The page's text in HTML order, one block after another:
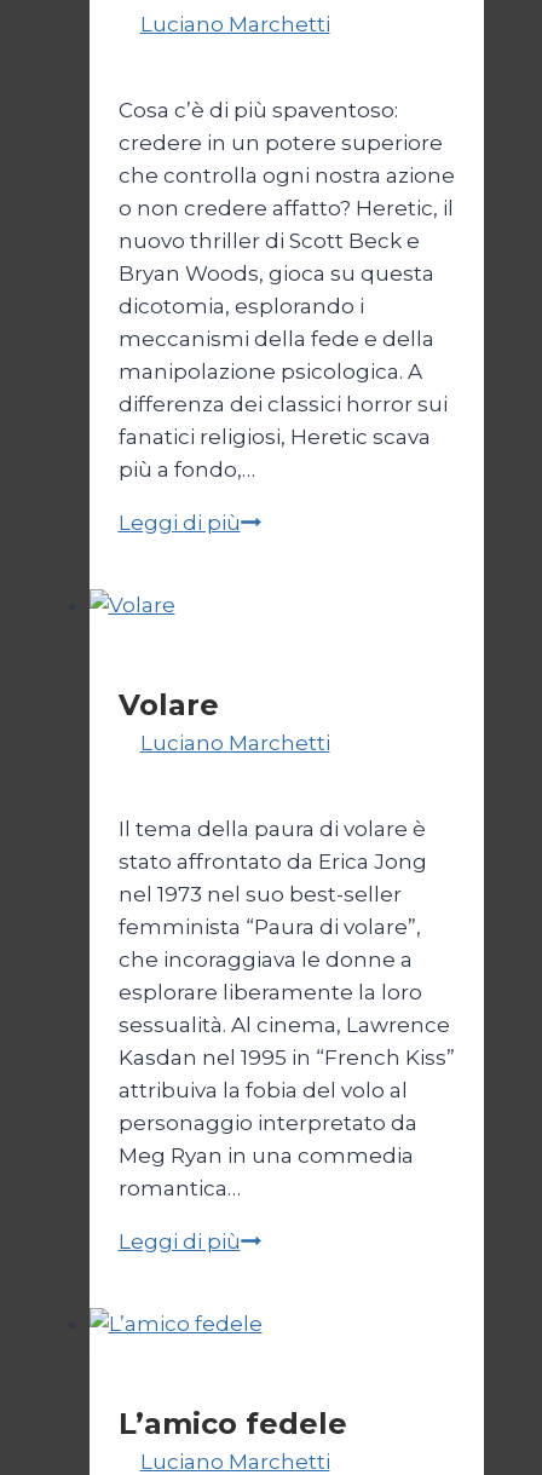
Luciano Marchetti
Cosa c’è di più spaventoso:
credere in un potere superiore
che controlla ogni nostra azione
o non credere affatto? Heretic, il
nuovo thriller di Scott Beck e
Bryan Woods, gioca su questa
dicotomia, esplorando i
meccanismi della fede e della
manipolazione psicologica. A
differenza dei classici horror sui
fanatici religiosi, Heretic scava
più a fondo,…
Leggi di piùHeretic
Volare
Luciano Marchetti
Il tema della paura di volare è
stato affrontato da Erica Jong
nel 1973 nel suo best-seller
femminista “Paura di volare”,
che incoraggiava le donne a
esplorare liberamente la loro
sessualità. Al cinema, Lawrence
Kasdan nel 1995 in “French Kiss”
attribuiva la fobia del volo al
personaggio interpretato da
Meg Ryan in una commedia
romantica…
Leggi di piùVolare
L’amico fedele
Luciano Marchetti